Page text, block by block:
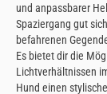
und anpassbarer
Spaziergang gut
befahrenen
Es bietet dir die
Lichtverhältnissen
Hund einen